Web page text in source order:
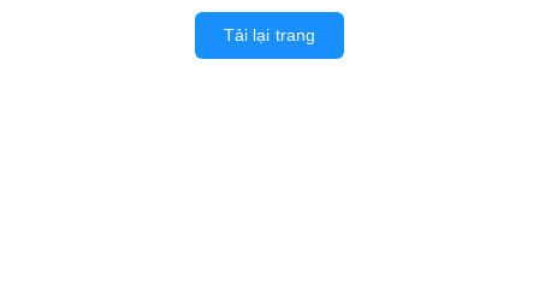
Tải lại trang